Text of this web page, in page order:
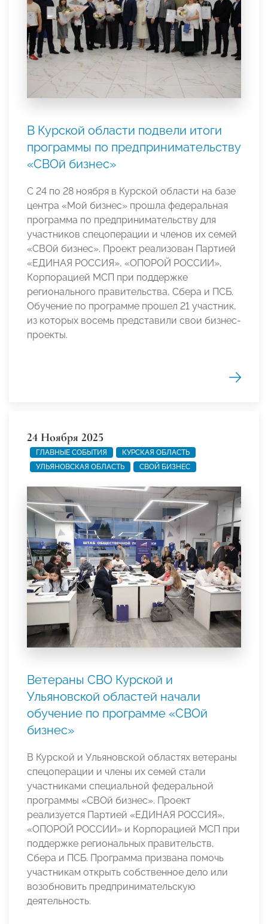
В Курской области подвели итоги
программы по предпринимательству
«СВОй бизнес»
С 24 по 28 ноября в Курской области на базе
центра «Мой бизнес» прошла федеральная
программа по предпринимательству для
участников спецоперации и членов их семей
«СВОй бизнес». Проект реализован Партией
«ЕДИНАЯ РОССИЯ», «ОПОРОЙ РОССИИ»,
Корпорацией МСП при поддержке
регионального правительства, Сбера и ПСБ.
Обучение по программе прошел 21 участник,
из которых восемь представили свои бизнес-
проекты.
24 Ноября 2025
ГЛАВНЫЕ СОБЫТИЯ
КУРСКАЯ ОБЛАСТЬ
УЛЬЯНОВСКАЯ ОБЛАСТЬ
СВОЙ БИЗНЕС
Ветераны СВО Курской и
Ульяновской областей начали
обучение по программе «СВОй
бизнес»
В Курской и Ульяновской областях ветераны
спецоперации и члены их семей стали
участниками специальной федеральной
программы «СВОй бизнес». Проект
реализуется Партией «ЕДИНАЯ РОССИЯ»,
«ОПОРОЙ РОССИИ» и Корпорацией МСП при
поддержке региональных правительств,
Сбера и ПСБ. Программа призвана помочь
участникам открыть собственное дело или
возобновить предпринимательскую
деятельность.